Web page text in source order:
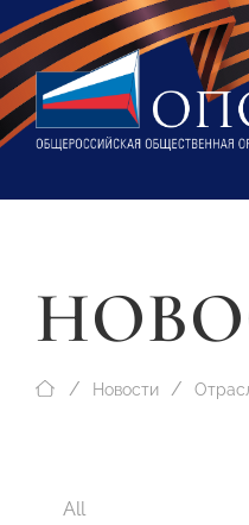
Новости
All